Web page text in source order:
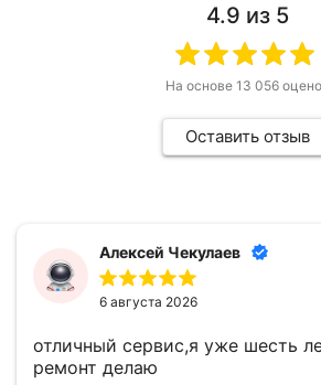
4.9 из 5
На основе 13 056
Оставить отзыв
Алексей Чекулаев
6 августа 2026
отличный сервис,я уже шесть
ремонт делаю